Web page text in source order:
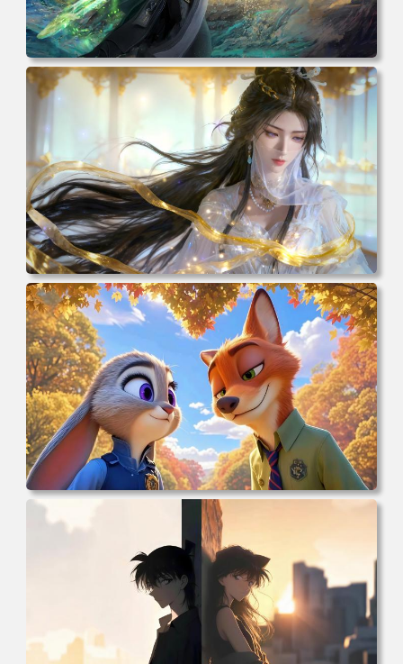
电脑壁纸 动漫 凡人修仙传 韩立 结婴 4k壁纸 3840x2160 电
脑桌面 高清壁纸 壁纸下载 壁纸大全
电脑壁纸 动漫 紫灵 冰清玉洁《凡人修仙传》4k壁纸 3840x2
160 电脑桌面 高清壁纸 壁纸下载 壁纸大全
电脑壁纸 动漫 兔子朱迪 狐狸尼克 疯狂动物城 秋叶 秋天森
林 蓝天 4k壁纸 电脑桌面 高清壁纸 壁纸下载 壁纸大全